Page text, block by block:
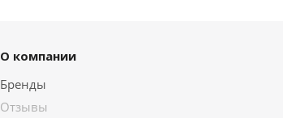
О компании
Бренды
Отзывы